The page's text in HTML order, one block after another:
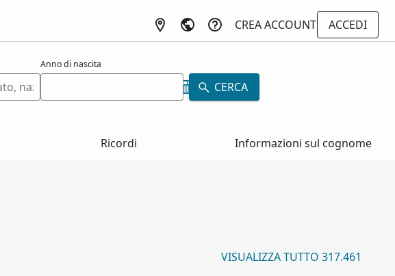
CREA ACCOUNT
ACCEDI
Anno di nascita
CERCA
Ricordi Informazioni sul cognome
VISUALIZZA TUTTO 317.461